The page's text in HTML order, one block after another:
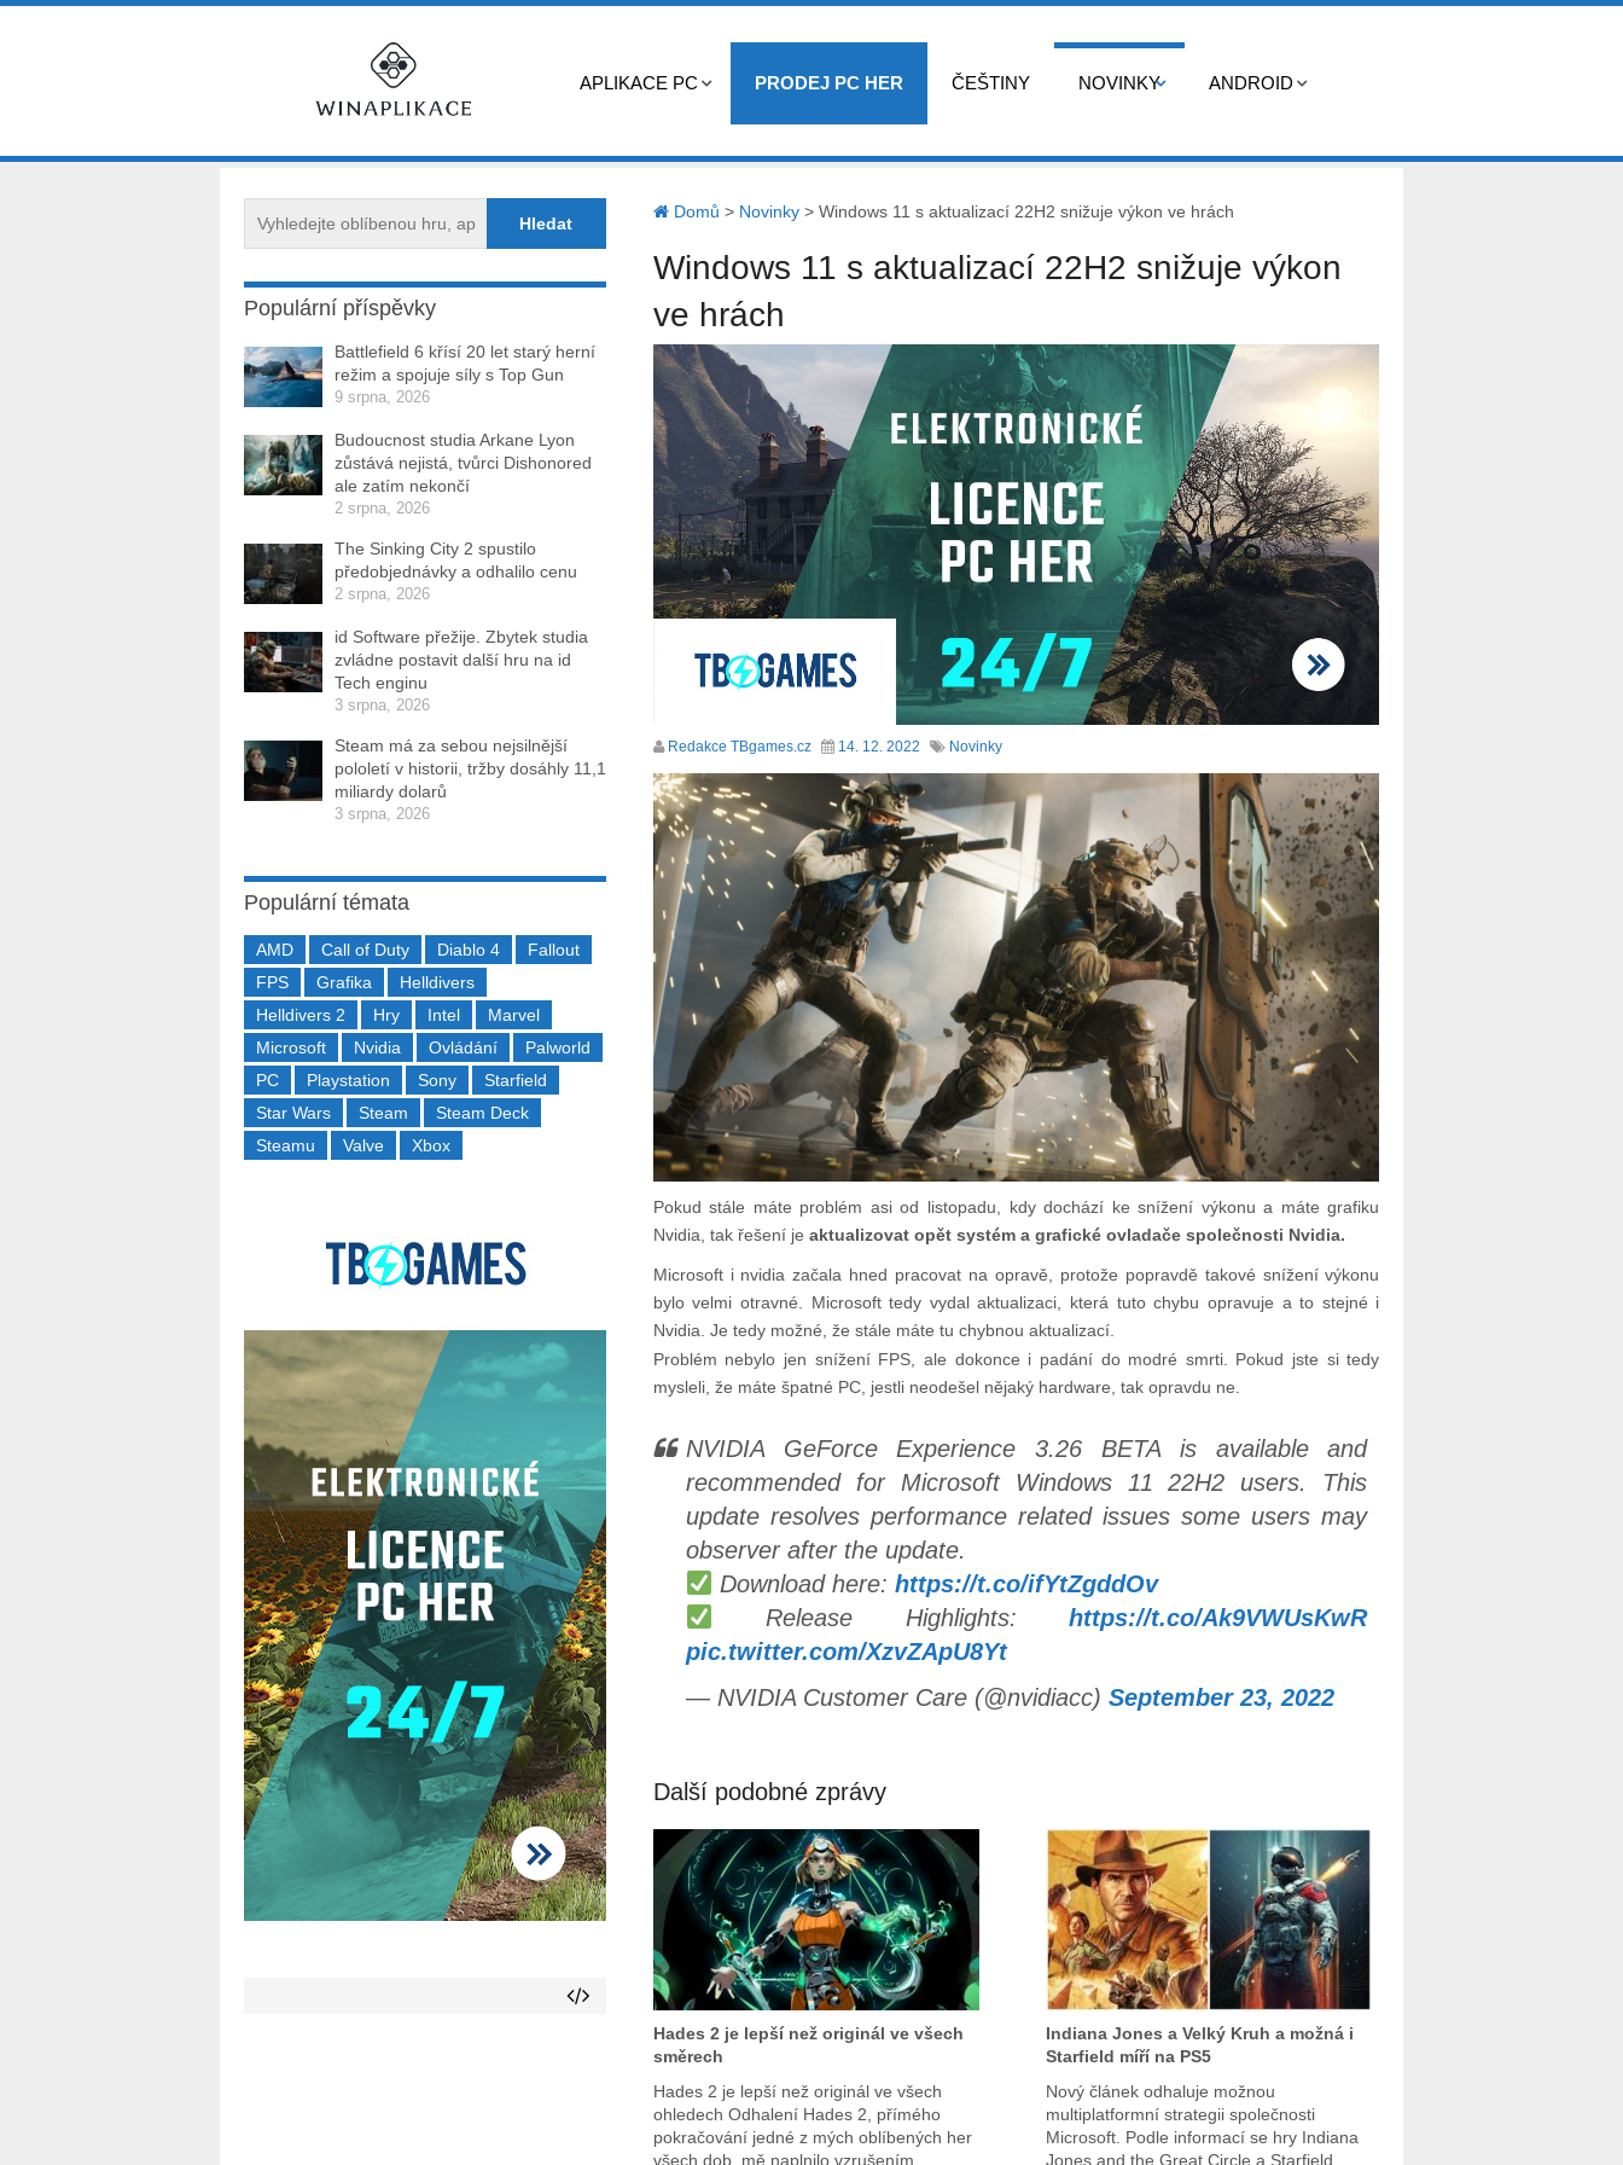
APLIKACE PC PRODEJ PC HER ČEŠTINY NOVINKY ANDROID
Domů > Novinky> Windows 11 s aktualizací 22H2 snižuje výkon ve hrách
Windows 11 s aktualizací 22H2 snižuje výkon
ve hrách
Redakce TBgames.cz 14. 12. 2022 Novinky
Pokud stále máte problém asi od listopadu, kdy dochází ke snížení výkonu a máte grafiku
Nvidia, tak řešení je aktualizovat opět systém a grafické ovladače společnosti Nvidia.
Microsoft i nvidia začala hned pracovat na opravě, protože popravdě takové snížení výkonu
bylo velmi otravné. Microsoft tedy vydal aktualizaci, která tuto chybu opravuje a to stejné i
Nvidia. Je tedy možné, že stále máte tu chybnou aktualizací.
Problém nebylo jen snížení FPS, ale dokonce i padání do modré smrti. Pokud jste si tedy
mysleli, že máte špatné PC, jestli neodešel nějaký hardware, tak opravdu ne.
NVIDIA GeForce Experience 3.26 BETA is available and
recommended for Microsoft Windows 11 22H2 users. This
update resolves performance related issues some users may
observer after the update.
Download here:https://t.co/ifYtZgddOv
Release Highlights:https://t.co/Ak9VWUsKwR
pic.twitter.com/XzvZApU8Yt
— NVIDIA Customer Care (@nvidiacc) September 23, 2022
Další podobné zprávy
Hades 2 je lepší než originál ve všech
směrech
Hades 2 je lepší než originál ve všech
ohledech Odhalení Hades 2, přímého
pokračování jedné z mých oblíbených her
všech dob, mě naplnilo vzrušením,
Indiana Jones a Velký Kruh a možná i
Starfield míří na PS5
Nový článek odhaluje možnou
multiplatformní strategii společnosti
Microsoft. Podle informací se hry Indiana
Jones and the Great Circle a Starfield
Populární příspěvky
Battlefield 6 křísí 20 let starý herní
režim a spojuje síly s Top Gun
9 srpna, 2026
Budoucnost studia Arkane Lyon
zůstává nejistá, tvůrci Dishonored
ale zatím nekončí
2 srpna, 2026
The Sinking City 2 spustilo
předobjednávky a odhalilo cenu
2 srpna, 2026
id Software přežije. Zbytek studia
zvládne postavit další hru na id
Tech enginu
3 srpna, 2026
Steam má za sebou nejsilnější
pololetí v historii, tržby dosáhly 11,1
miliardy dolarů
3 srpna, 2026
Populární témata
AMD Call of Duty Diablo 4
Fallout
FPS
Grafika
Helldivers
Helldivers 2
Hry Intel
Marvel
Microsoft
Nvidia Ovládání
Palworld
PC
Playstation Sony
Starfield
Star Wars
Steam
Steam Deck
Steamu
Valve Xbox